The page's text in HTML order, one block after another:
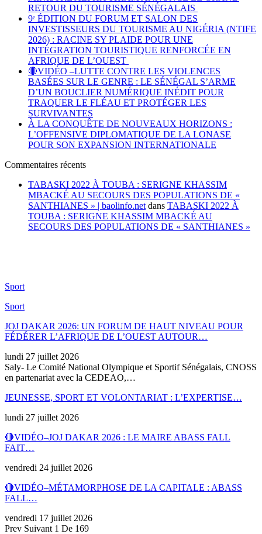
RETOUR DU TOURISME SÉNÉGALAIS
9ᵉ ÉDITION DU FORUM ET SALON DES
INVESTISSEURS DU TOURISME AU NIGÉRIA (NTIFE
2026) : RACINE SY PLAIDE POUR UNE
INTÉGRATION TOURISTIQUE RENFORCÉE EN
AFRIQUE DE L’OUEST
🔴VIDÉO –LUTTE CONTRE LES VIOLENCES
BASÉES SUR LE GENRE : LE SÉNÉGAL S’ARME
D’UN BOUCLIER NUMÉRIQUE INÉDIT POUR
TRAQUER LE FLÉAU ET PROTÉGER LES
SURVIVANTES
À LA CONQUÊTE DE NOUVEAUX HORIZONS :
L’OFFENSIVE DIPLOMATIQUE DE LA LONASE
POUR SON EXPANSION INTERNATIONALE
Commentaires récents
TABASKI 2022 À TOUBA : SERIGNE KHASSIM
MBACKÉ AU SECOURS DES POPULATIONS DE «
SANTHIANES » | baolinfo.net dans TABASKI 2022 À
TOUBA : SERIGNE KHASSIM MBACKÉ AU
SECOURS DES POPULATIONS DE « SANTHIANES »
Sport
Sport
JOJ DAKAR 2026: UN FORUM DE HAUT NIVEAU POUR
FÉDÉRER L’AFRIQUE DE L’OUEST AUTOUR…
lundi 27 juillet 2026
Saly- Le Comité National Olympique et Sportif Sénégalais, CNOSS
en partenariat avec la CEDEAO,…
JEUNESSE, SPORT ET VOLONTARIAT : L’EXPERTISE…
lundi 27 juillet 2026
🔴VIDÉO–JOJ DAKAR 2026 : LE MAIRE ABASS FALL
FAIT…
vendredi 24 juillet 2026
🔴VIDÉO–MÉTAMORPHOSE DE LA CAPITALE : ABASS
FALL…
vendredi 17 juillet 2026
Prev Suivant 1 De 169